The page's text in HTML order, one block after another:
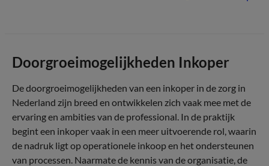
Doorgroeimogelijkheden Inkoper
De doorgroeimogelijkheden van een inkoper in de zorg in
Nederland zijn breed en ontwikkelen zich vaak mee met de
ervaring en ambities van de professional. In de praktijk
begint een inkoper vaak in een meer uitvoerende rol, waarin
de nadruk ligt op operationele inkoop en het ondersteunen
van processen. Naarmate de kennis van de organisatie, de